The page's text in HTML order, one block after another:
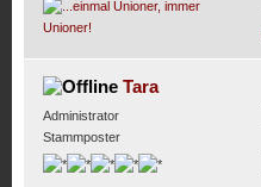
Tara
Administrator
Stammposter